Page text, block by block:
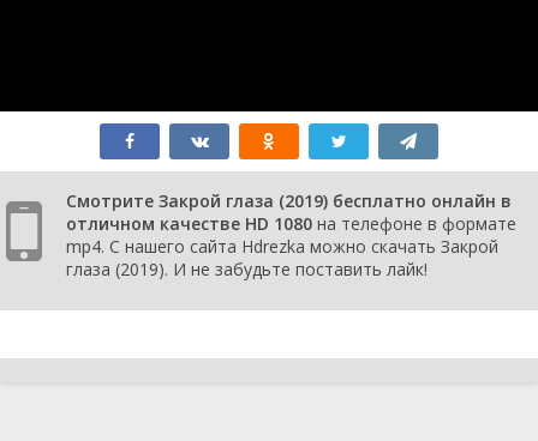
Смотрите Закрой глаза (2019) бесплатно онлайн в
отличном качестве HD 1080 на телефоне в формате
mp4. С нашего сайта Hdrezka можно скачать Закрой
глаза (2019). И не забудьте поставить лайк!